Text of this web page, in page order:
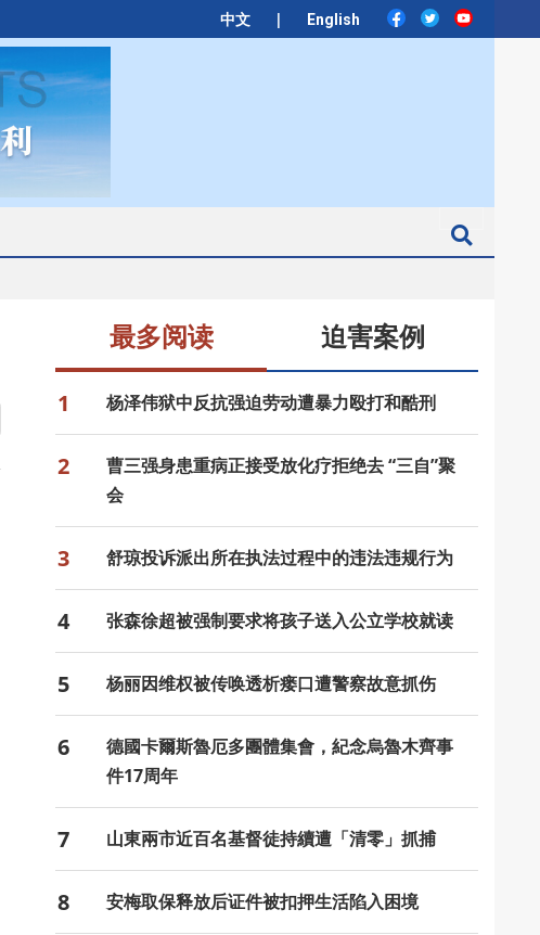
中文 | English
最多阅读 迫害案例
1 杨泽伟狱中反抗强迫劳动遭暴力殴打和酷刑
2
曹三强身患重病正接受放化疗拒绝去 “三自”聚
会
3 舒琼投诉派出所在执法过程中的违法违规行为
4 张森徐超被强制要求将孩子送入公立学校就读
5 杨丽因维权被传唤透析瘘口遭警察故意抓伤
6
德國卡爾斯魯厄多團體集會，紀念烏魯木齊事
件17周年
7 山東兩市近百名基督徒持續遭「清零」抓捕
8 安梅取保释放后证件被扣押生活陷入困境